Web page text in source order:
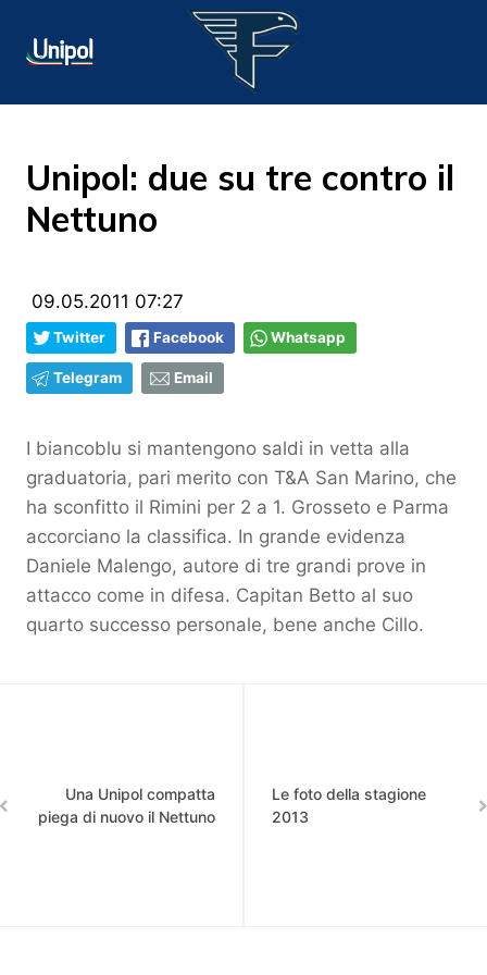
Unipol: due su tre contro il
Nettuno
09.05.2011 07:27
Twitter Facebook Whatsapp
Telegram Email
I biancoblu si mantengono saldi in vetta alla
graduatoria, pari merito con T&A San Marino, che
ha sconfitto il Rimini per 2 a 1. Grosseto e Parma
accorciano la classifica. In grande evidenza
Daniele Malengo, autore di tre grandi prove in
attacco come in difesa. Capitan Betto al suo
quarto successo personale, bene anche Cillo.
Una Unipol compatta
piega di nuovo il Nettuno
Le foto della stagione
2013